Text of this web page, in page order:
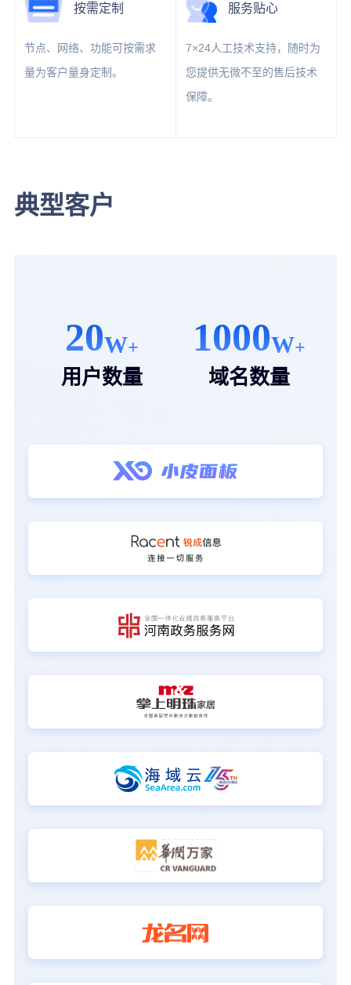
按需定制
节点、网络、功能可按需求
量为客户量身定制。
服务贴心
7×24人工技术支持，随时为
您提供无微不至的售后技术
保障。
典型客户
20W+
用户数量
1000W+
域名数量